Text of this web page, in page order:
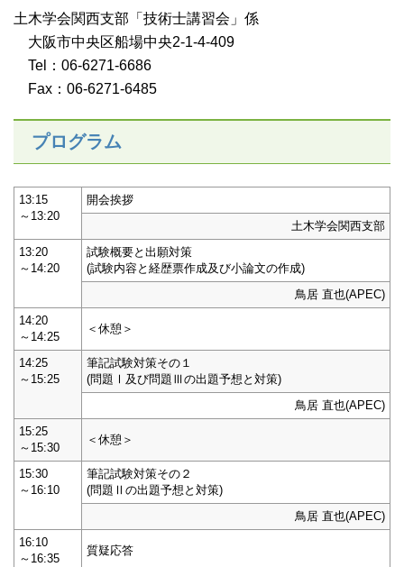
土木学会関西支部「技術士講習会」係
大阪市中央区船場中央2-1-4-409
Tel：06-6271-6686
Fax：06-6271-6485
プログラム
13:15
～13:20
開会挨拶
土木学会関西支部
13:20
～14:20
試験概要と出願対策
(試験内容と経歴票作成及び小論文の作成)
鳥居 直也(APEC)
14:20
～14:25
＜休憩＞
14:25
～15:25
筆記試験対策その１
(問題Ⅰ及び問題Ⅲの出題予想と対策)
鳥居 直也(APEC)
15:25
～15:30
＜休憩＞
15:30
～16:10
筆記試験対策その２
(問題Ⅱの出題予想と対策)
鳥居 直也(APEC)
16:10
～16:35
質疑応答